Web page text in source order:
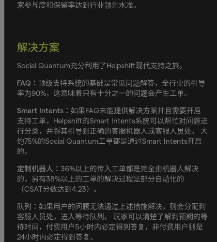
家参与度和保留率达到行业领先水准。
解决方案
Social Quantum充分利用了Helpshift现代支持之旅。
FAQ： 顶级支持系统的基础是常见问题解答，全行业的引导
率为90%，这意味着只有十分之一的问题会产生工单。
Smart Intents： 如果FAQ未能提供解决方案并且需要开启
支持工单，Helpshift的Smart Intents系统可以帮忙对问题进
行分类，并将其引导到正确的客服机器人或客服人员处。 大
约75%的Social Quantum工单都是通过Smart Intents开启
的。
定制机器人： 36%以上的传入工单都是完全由机器人解决
的，另有38%以上的工单的解决过程是部分自动化的
（CSAT分数达到4.23）。
队列： 如果用户的问题无法通过上述措施解决，则会分配到
客服人员处，进入等待队列。 玩家可以清楚了解到预期的等
待时间，付费用户5小时内必定得到答复，非付费用户则是
24小时内必定得到答复。